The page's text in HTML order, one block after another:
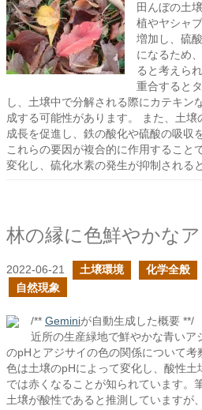
田んぼの土
植やヤシャ
増加し、硫
になるため
ると考えら
重合すると
し、土壌中で分解される際にカテキン
成する可能性があります。 また、土
成長を促進し、鉄の酸化や硫酸の吸収
これらの要因が複合的に作用すること
変化し、硫化水素の発生が抑制される
2022-06-21 土壌環境 化学全般
自然現象
/** Geminiが自動生成した概要 **/
近所の生産緑地で鮮やかな青いア
のpHとアジサイの色の関係について
色は土壌のpHによって変化し、酸性
では赤くなることが知られています。
土壌が酸性であると推測していますが